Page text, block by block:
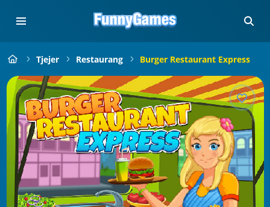
Tjejer Restaurang Burger Restaurant Express